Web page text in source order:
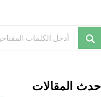
أحدث المقالات